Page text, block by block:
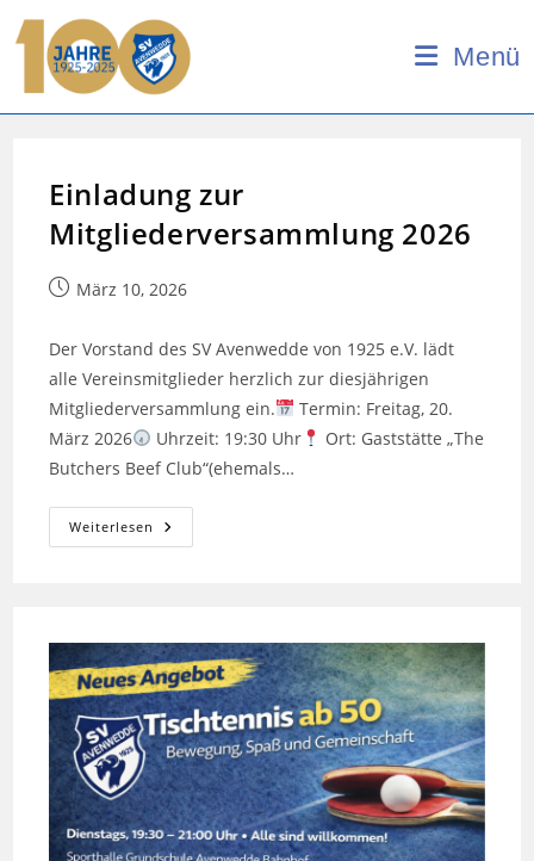
Zum
Inhalt
springen
Menü
Einladung zur
Mitgliederversammlung 2026
BeitragMärz 10, 2026
Der Vorstand des SV Avenwedde von 1925 e.V. lädt
alle Vereinsmitglieder herzlich zur diesjährigen
Mitgliederversammlung ein.
Termin: Freitag, 20.
März 2026
Uhrzeit: 19:30 Uhr
Ort: Gaststätte „The
Butchers Beef Club“(ehemals…
Weiterlesen Einladung
Zur